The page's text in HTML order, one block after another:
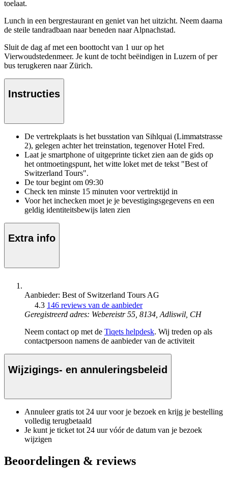
toelaat.
Lunch in een bergrestaurant en geniet van het uitzicht. Neem daarna
de steile tandradbaan naar beneden naar Alpnachstad.
Sluit de dag af met een boottocht van 1 uur op het
Vierwoudstedenmeer. Je kunt de tocht beëindigen in Luzern of per
bus terugkeren naar Zürich.
Instructies
De vertrekplaats is het busstation van Sihlquai (Limmatstrasse
2), gelegen achter het treinstation, tegenover Hotel Fred.
Laat je smartphone of uitgeprinte ticket zien aan de gids op
het ontmoetingspunt, het witte loket met de tekst "Best of
Switzerland Tours".
De tour begint om 09:30
Check ten minste 15 minuten voor vertrektijd in
Voor het inchecken moet je je bevestigingsgegevens en een
geldig identiteitsbewijs laten zien
Extra info
Aanbieder: Best of Switzerland Tours AG
4.3 146 reviews van de aanbieder
Geregistreerd adres: Webereistr 55, 8134, Adliswil, CH
Neem contact op met de Tiqets helpdesk. Wij treden op als
contactpersoon namens de aanbieder van de activiteit
Wijzigings- en annuleringsbeleid
Annuleer gratis tot 24 uur voor je bezoek en krijg je bestelling
volledig terugbetaald
Je kunt je ticket tot 24 uur vóór de datum van je bezoek
wijzigen
Beoordelingen & reviews